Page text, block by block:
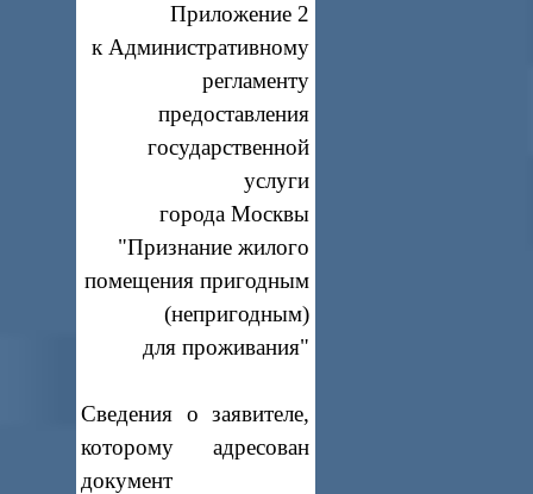
Приложение 2
к Административному
регламенту
предоставления
государственной
услуги
города Москвы
"Признание жилого
помещения пригодным
(непригодным)
для проживания"
Сведения о заявителе,
которому адресован
документ